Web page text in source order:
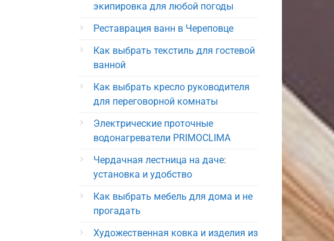
экипировка для любой погоды
Реставрация ванн в Череповце
Как выбрать текстиль для гостевой
ванной
Как выбрать кресло руководителя
для переговорной комнаты
Электрические проточные
водонагреватели PRIMOCLIMA
Чердачная лестница на даче:
установка и удобство
Как выбрать мебель для дома и не
прогадать
Художественная ковка и изделия из